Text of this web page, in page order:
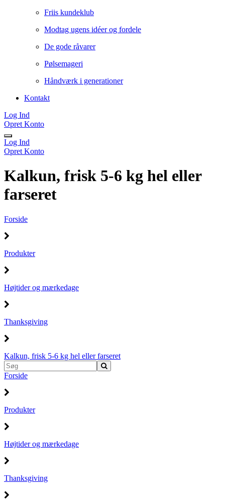
Friis kundeklub
Modtag ugens idéer og fordele
De gode råvarer
Pølsemageri
Håndværk i generationer
Kontakt
Log Ind
Opret Konto
Log Ind
Opret Konto
Kalkun, frisk 5-6 kg hel eller
farseret
Forside
Produkter
Højtider og mærkedage
Thanksgiving
Kalkun, frisk 5-6 kg hel eller farseret
Forside
Produkter
Højtider og mærkedage
Thanksgiving